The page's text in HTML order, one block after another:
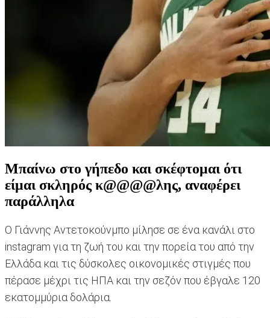
Μπαίνω στο γήπεδο και σκέφτομαι ότι
είμαι σκληρός κ@@@@λης, αναφέρει
παράλληλα
Ο Γιάννης Αντετοκούνμπο μίλησε σε ένα κανάλι στο
instagram για τη ζωή του και την πορεία του από την
Ελλάδα και τις δύσκολες οικονομικές στιγμές που
πέρασε μέχρι τις ΗΠΑ και την σεζόν που έβγαλε 120
εκατομμύρια δολάρια.